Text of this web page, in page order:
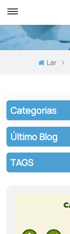
Lar
Categorias
Último Blog
TAGS